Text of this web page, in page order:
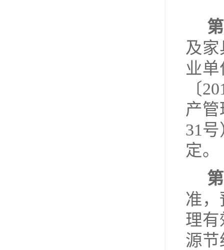
及
业
〔
产
31
定。
准
理
源